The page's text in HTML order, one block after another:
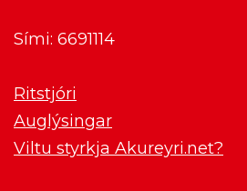
Sími: 6691114
Ritstjóri
Auglýsingar
Viltu styrkja Akureyri.net?